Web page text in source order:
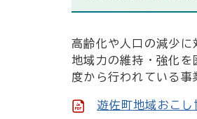
高齢化や人口の減少
地域力の維持・強化
度から行われている事
遊佐町地域おこし